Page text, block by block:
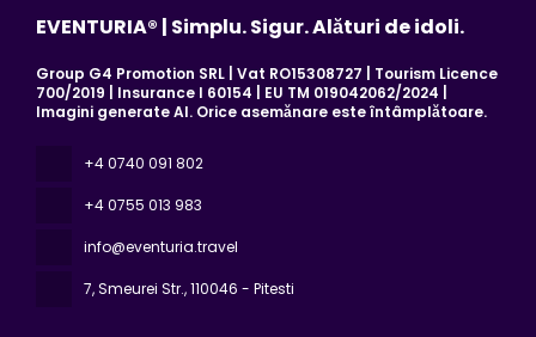
EVENTURIA® | Simplu. Sigur. Alături de idoli.
Group G4 Promotion SRL | Vat RO15308727 | Tourism Licence
700/2019 | Insurance I 60154 | EU TM 019042062/2024 |
Imagini generate AI. Orice asemănare este întâmplătoare.
+4 0740 091 802
+4 0755 013 983
info@eventuria.travel
7, Smeurei Str., 110046 - Pitesti